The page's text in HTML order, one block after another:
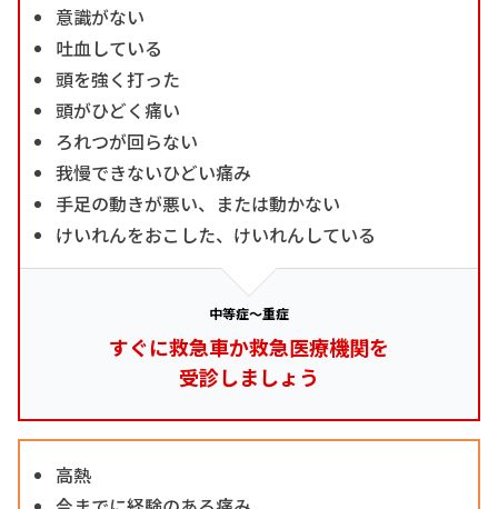
意識がない
吐血している
頭を強く打った
頭がひどく痛い
ろれつが回らない
我慢できないひどい痛み
手足の動きが悪い、または動かない
けいれんをおこした、けいれんしている
中等症～重症
すぐに救急車か救急医療機関を
受診しましょう
高熱